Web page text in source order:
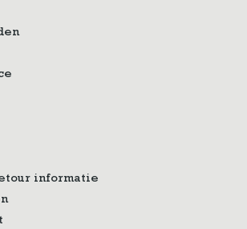
informatie